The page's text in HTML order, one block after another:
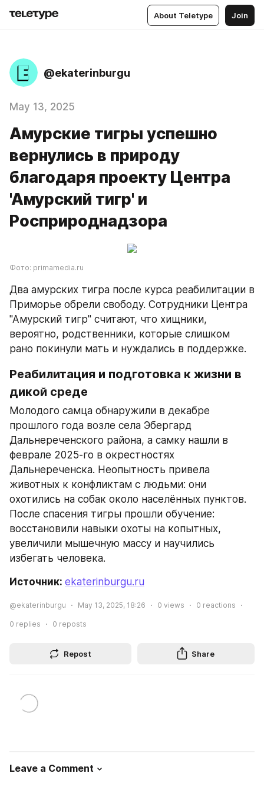
About Teletype Join
@ekaterinburgu
May 13, 2025
Амурские тигры успешно
вернулись в природу
благодаря проекту Центра
'Амурский тигр' и
Росприроднадзора
Фото: primamedia.ru
Два амурских тигра после курса реабилитации в
Приморье обрели свободу. Сотрудники Центра
"Амурский тигр" считают, что хищники,
вероятно, родственники, которые слишком
рано покинули мать и нуждались в поддержке.
Реабилитация и подготовка к жизни в
дикой среде
Молодого самца обнаружили в декабре
прошлого года возле села Эбергард
Дальнереченского района, а самку нашли в
феврале 2025-го в окрестностях
Дальнереченска. Неопытность привела
животных к конфликтам с людьми: они
охотились на собак около населённых пунктов.
После спасения тигры прошли обучение:
восстановили навыки охоты на копытных,
увеличили мышечную массу и научились
избегать человека.
Источник: ekaterinburgu.ru
@ekaterinburgu May 13, 2025, 18:26 0 views 0 reactions
0 replies 0 reposts
Repost Share
Leave a Comment